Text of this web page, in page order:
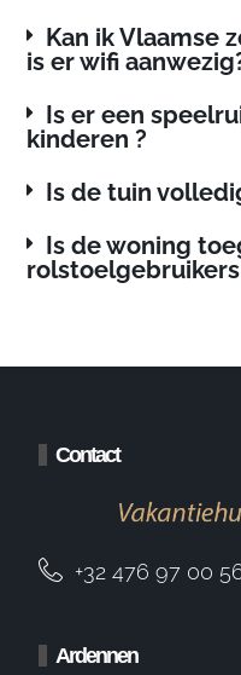
Kan ik Vlaamse
is er wifi
Is er een
kinderen ?
Is de tuin
Is de woning
rolstoelgebruikers
Contact
+32 476 97 00
Ardennen